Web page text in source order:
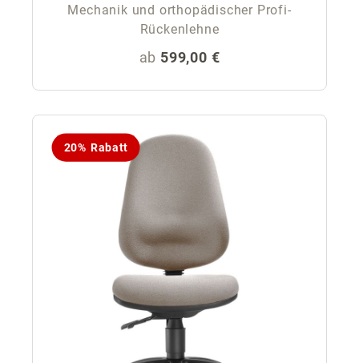
Mechanik und orthopädischer Profi-
Rückenlehne
Regulärer Preis:
ab 599,00 €
20% Rabatt